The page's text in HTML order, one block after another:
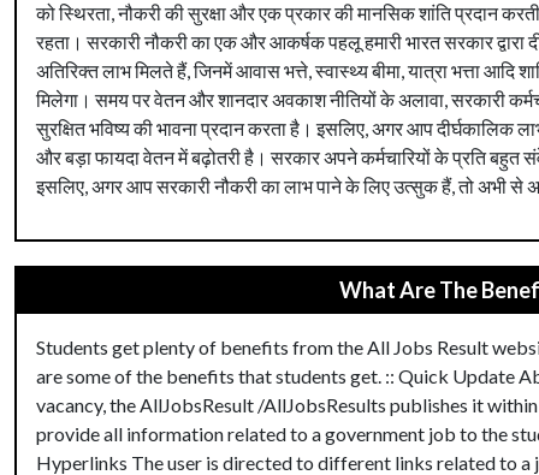
को स्थिरता, नौकरी की सुरक्षा और एक प्रकार की मानसिक शांति प्रदान
रहता। सरकारी नौकरी का एक और आकर्षक पहलू हमारी भारत सरकार
अतिरिक्त लाभ मिलते हैं, जिनमें आवास भत्ते, स्वास्थ्य बीमा, यात्रा भत्ता
मिलेगा। समय पर वेतन और शानदार अवकाश नीतियों के अलावा, सरकारी
सुरक्षित भविष्य की भावना प्रदान करता है। इसलिए, अगर आप दीर्घकालिक
और बड़ा फायदा वेतन में बढ़ोतरी है। सरकार अपने कर्मचारियों के प्रति
इसलिए, अगर आप सरकारी नौकरी का लाभ पाने के लिए उत्सुक हैं, तो अभी से
What Are The
Students get plenty of benefits from the All Jobs Result
are some of the benefits that students get. :: Quick Update
vacancy, the AllJobsResult /AllJobsResults publishes it
provide all information related to a government job to the
Hyperlinks The user is directed to different links related to